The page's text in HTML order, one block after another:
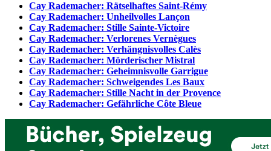
Cay Rademacher: Rätselhaftes Saint-Rémy
Cay Rademacher: Unheilvolles Lançon
Cay Rademacher: Stille Sainte-Victoire
Cay Rademacher: Verlorenes Vernègues
Cay Rademacher: Verhängnisvolles Calès
Cay Rademacher: Mörderischer Mistral
Cay Rademacher: Geheimnisvolle Garrigue
Cay Rademacher: Schweigendes Les Baux
Cay Rademacher: Stille Nacht in der Provence
Cay Rademacher: Gefährliche Côte Bleue